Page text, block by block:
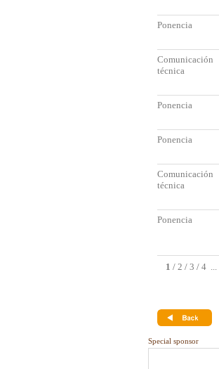
Ponencia
Comunicación
técnica
Ponencia
Ponencia
Comunicación
técnica
Ponencia
1 / 2 / 3 / 4 ...
Special sponsor